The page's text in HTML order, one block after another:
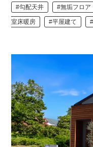
勾配天井 無垢フロア
室床暖房 平屋建て